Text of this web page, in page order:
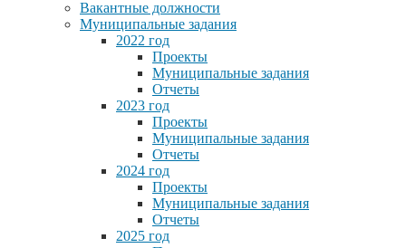
Вакантные должности
Муниципальные задания
2022 год
Проекты
Муниципальные задания
Отчеты
2023 год
Проекты
Муниципальные задания
Отчеты
2024 год
Проекты
Муниципальные задания
Отчеты
2025 год